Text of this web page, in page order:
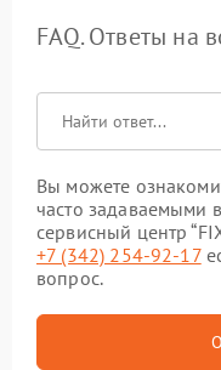
FAQ. Ответы на
Вы можете
часто задаваемыми
сервисный центр
+7 (342) 254-92-17
вопрос.